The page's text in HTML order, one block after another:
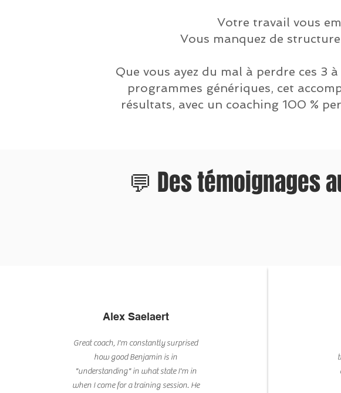
Votre travail vous
Vous manquez de
Que vous ayez du mal à perdre ces 3
programmes génériques, cet
résultats, avec un coaching 100 %
💬 Des témoignages
Alex Saelaert
Great coach, I'm constantly surprised
how good Benjamin is in
"understanding" in what state I'm in
when I come for a training session. He